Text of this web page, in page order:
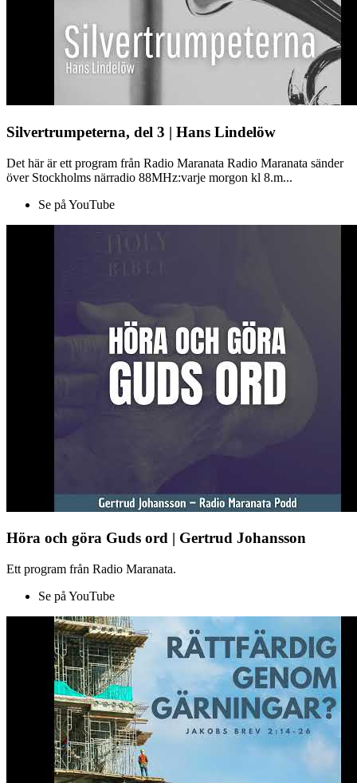
Silvertrumpeterna, del 3 | Hans Lindelöw
Det här är ett program från Radio Maranata Radio Maranata sänder
över Stockholms närradio 88MHz:varje morgon kl 8.m...
Se på YouTube
Höra och göra Guds ord | Gertrud Johansson
Ett program från Radio Maranata.
Se på YouTube